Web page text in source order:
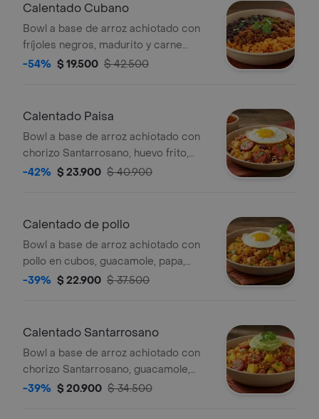
Calentado Cubano
Bowl a base de arroz achiotado con
fríjoles negros, madurito y carne
molida. Recomendado con adición de
-54% $ 19.500 $ 42.500
Calentado Paisa
Bowl a base de arroz achiotado con
chorizo Santarrosano, huevo frito,
fríjol paisa, papa, madurito, y salsa
-42% $ 23.900 $ 40.900
Calentado de pollo
Bowl a base de arroz achiotado con
pollo en cubos, guacamole, papa,
madurito y un toque de cilantro.
-39% $ 22.900 $ 37.500
Calentado Santarrosano
Bowl a base de arroz achiotado con
chorizo Santarrosano, guacamole,
papa, madurito y un toque de cilantro.
-39% $ 20.900 $ 34.500